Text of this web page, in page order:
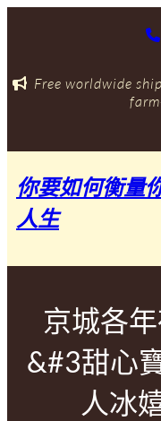
內
Free worldwide
你要如何衡量
人生
京城各
&#3甜心
人冰